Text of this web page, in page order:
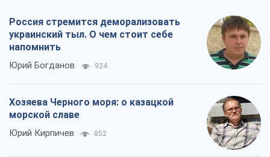
Россия стремится деморализовать
украинский тыл. О чем стоит себе
напомнить
Юрий Богданов 924
Хозяева Черного моря: о казацкой
морской славе
Юрий Кирпичев 852